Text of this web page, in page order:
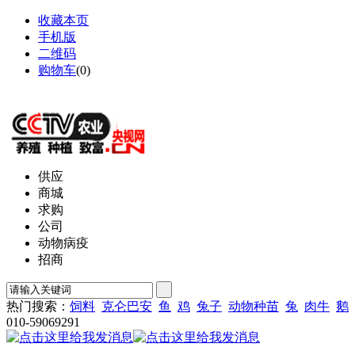
收藏本页
手机版
二维码
购物车(0)
供应
商城
求购
公司
动物病疫
招商
热门搜索： 饲料 克仑巴安 鱼 鸡 兔子 动物种苗 兔 肉牛 鹅
010-59069291